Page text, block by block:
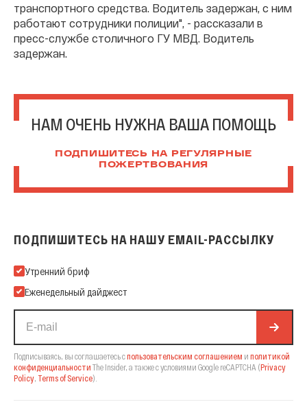
транспортного средства. Водитель задержан, с ним
работают сотрудники полиции", - рассказали в
пресс-службе столичного ГУ МВД. Водитель
задержан.
НАМ ОЧЕНЬ НУЖНА ВАША ПОМОЩЬ
ПОДПИШИТЕСЬ НА РЕГУЛЯРНЫЕ
ПОЖЕРТВОВАНИЯ
ПОДПИШИТЕСЬ НА НАШУ EMAIL-РАССЫЛКУ
Подпишитесь на нашу Email-рассылку
Утренний бриф
Еженедельный дайджест
Подписываясь, вы соглашаетесь спользовательским соглашением и политикой
конфиденциальности The Insider, а также с условиями Google reCAPTCHA (Privacy
Policy, Terms of Service).